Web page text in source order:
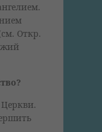
Откр.